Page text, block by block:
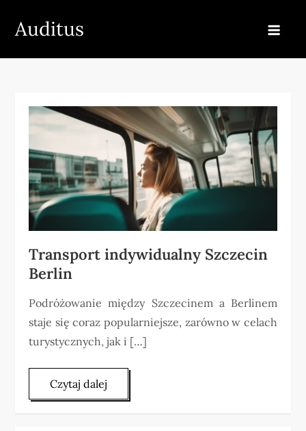
Auditus
Transport indywidualny Szczecin
Berlin
Podróżowanie między Szczecinem a Berlinem
staje się coraz popularniejsze, zarówno w celach
turystycznych, jak i […]
Czytaj dalej